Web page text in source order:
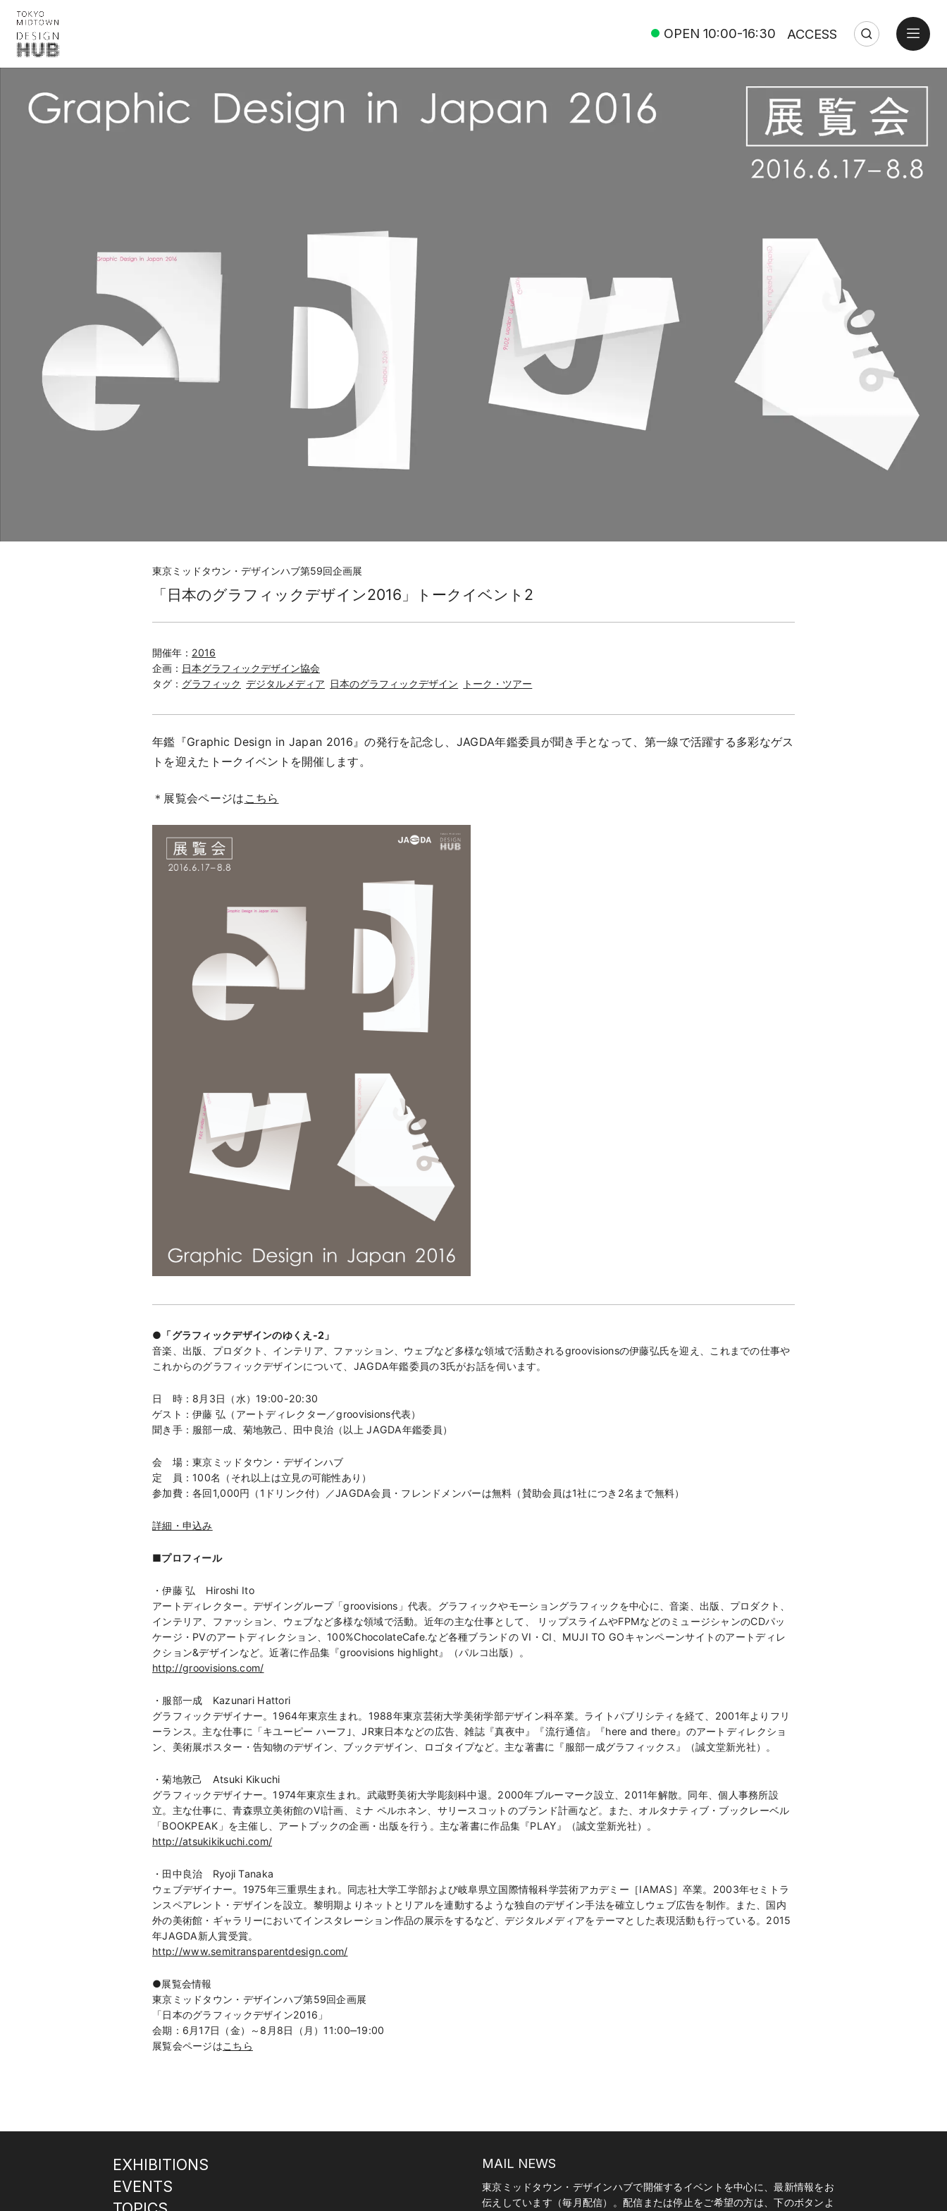
OPEN 10:00-16:30 ACCESS SearchSearch:
Close
open
東京ミッドタウン・デザインハブ第59回企画展
「日本のグラフィックデザイン2016」トークイベント2
開催年： 2016
企画： 日本グラフィックデザイン協会
タグ： グラフィック デジタルメディア 日本のグラフィックデザイン トーク・ツアー
年鑑『Graphic Design in Japan 2016』の発行を記念し、JAGDA年鑑委員が聞き手となって、第一線で活躍する多彩なゲス
トを迎えたトークイベントを開催します。
＊展覧会ページは こちら
●「グラフィックデザインのゆくえ-2」
音楽、出版、プロダクト、インテリア、ファッション、ウェブなど多様な領域で活動されるgroovisionsの伊藤弘氏を迎え、これまでの仕事や
これからのグラフィックデザインについて、JAGDA年鑑委員の3氏がお話を伺います。
日 時：8月3日（水）19:00-20:30
ゲスト：伊藤 弘（アートディレクター／groovisions代表）
聞き手：服部一成、菊地敦己、田中良治（以上 JAGDA年鑑委員）
会 場：東京ミッドタウン・デザインハブ
定 員：100名（それ以上は立見の可能性あり）
参加費：各回1,000円（1ドリンク付）／JAGDA会員・フレンドメンバーは無料（賛助会員は1社につき2名まで無料）
詳細・申込み
■プロフィール
・伊藤 弘 Hiroshi Ito
アートディレクター。デザイングループ「groovisions」代表。グラフィックやモーショングラフィックを中心に、音楽、出版、プロダクト、
インテリア、ファッション、ウェブなど多様な領域で活動。近年の主な仕事として、 リップスライムやFPMなどのミュージシャンのCDパッ
ケージ・PVのアートディレクション、100%ChocolateCafe.など各種ブランドの VI・CI、MUJI TO GOキャンペーンサイトのアートディレ
クション&デザインなど。近著に作品集『groovisions highlight』（パルコ出版）。
http://groovisions.com/
・服部一成 Kazunari Hattori
グラフィックデザイナー。1964年東京生まれ。1988年東京芸術大学美術学部デザイン科卒業。ライトパブリシティを経て、2001年よりフリ
ーランス。主な仕事に「キユーピー ハーフ｣、JR東日本などの広告、雑誌『真夜中』『流行通信』『here and there』のアートディレクショ
ン、美術展ポスター・告知物のデザイン、ブックデザイン、ロゴタイプなど。主な著書に『服部一成グラフィックス』（誠文堂新光社）。
・菊地敦己 Atsuki Kikuchi
グラフィックデザイナー。1974年東京生まれ。武蔵野美術大学彫刻科中退。2000年ブルーマーク設立、2011年解散。同年、個人事務所設
立。主な仕事に、青森県立美術館のVI計画、ミナ ペルホネン、サリースコットのブランド計画など。また、オルタナティブ・ブックレーベル
「BOOKPEAK」を主催し、アートブックの企画・出版を行う。主な著書に作品集『PLAY』（誠文堂新光社）。
http://atsukikikuchi.com/
・田中良治 Ryoji Tanaka
ウェブデザイナー。1975年三重県生まれ。同志社大学工学部および岐阜県立国際情報科学芸術アカデミー［IAMAS］卒業。2003年セミトラ
ンスペアレント・デザインを設立。黎明期よりネットとリアルを連動するような独自のデザイン手法を確立しウェブ広告を制作。また、国内
外の美術館・ギャラリーにおいてインスタレーション作品の展示をするなど、デジタルメディアをテーマとした表現活動も行っている。2015
年JAGDA新人賞受賞。
http://www.semitransparentdesign.com/
●展覧会情報
東京ミッドタウン・デザインハブ第59回企画展
「日本のグラフィックデザイン2016」
会期：6月17日（金）～8月8日（月）11:00‒19:00
展覧会ページはこちら
EXHIBITIONS
EVENTS
MAIL NEWS
東京ミッドタウン・デザインハブで開催するイベントを中心に、最新情報をお
伝えしています（毎月配信）。配信または停止をご希望の方は、下のボタンよ